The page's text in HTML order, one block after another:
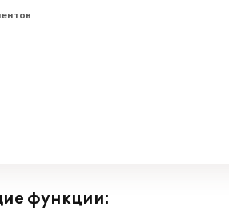
функции: